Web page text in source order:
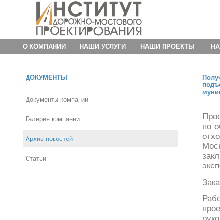
О КОМПАНИИ НАШИ УСЛУГИ НАШИ ПРОЕКТЫ
ДОКУМЕНТЫ
Документы компании
Галерея компании
Архив новостей
Статьи
по